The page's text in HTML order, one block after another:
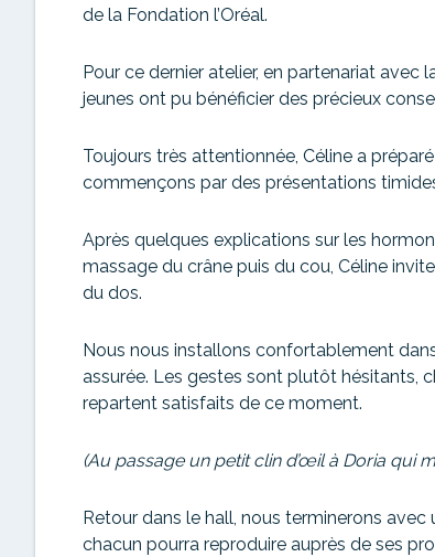
de la Fondation l’Oréal.
Pour ce dernier atelier, en partenariat avec
jeunes ont pu bénéficier des précieux
Toujours très attentionnée, Céline a
commençons par des présentations
Après quelques explications sur les
massage du crâne puis du cou, Céline
du dos.
Nous nous installons confortablement
assurée. Les gestes sont plutôt hésitants,
repartent satisfaits de ce moment.
(Au passage un petit clin d’œil à Doria qui
Retour dans le hall, nous terminerons
chacun pourra reproduire auprès de ses